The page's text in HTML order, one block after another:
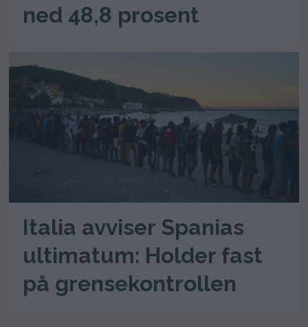
ned 48,8 prosent
Italia avviser Spanias
ultimatum: Holder fast
på grensekontrollen